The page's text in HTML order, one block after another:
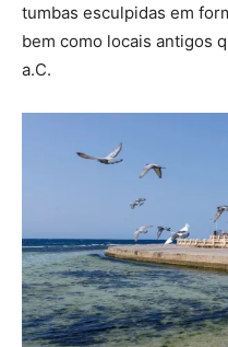
tumbas esculpidas em
bem como locais antigos
a.C.